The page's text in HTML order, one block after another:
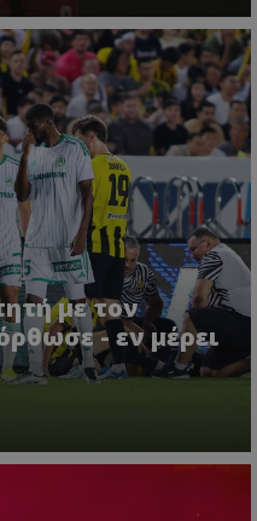
με τον
- εν μέρει